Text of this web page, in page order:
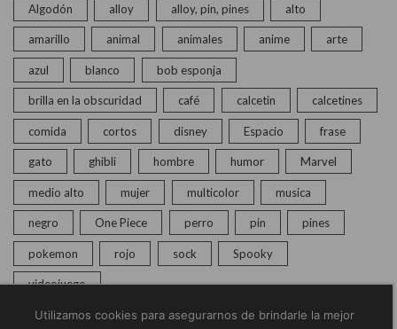
Algodón alloy alloy, pin, pines alto
amarillo animal animales anime arte
azul blanco bob esponja
brilla en la obscuridad café calcetin calcetines
comida cortos disney Espacio frase
gato ghibli hombre humor Marvel
medio alto mujer multicolor musica
negro One Piece perro pin pines
pokemon rojo sock Spooky
videojuego
Utilizamos cookies para asegurarnos de brindarle la mejor